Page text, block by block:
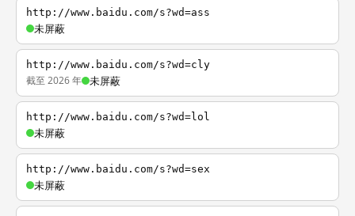
http://www.baidu.com/s?wd=ass
未屏蔽
http://www.baidu.com/s?wd=cly
截至 2026 年 未屏蔽
http://www.baidu.com/s?wd=lol
未屏蔽
http://www.baidu.com/s?wd=sex
未屏蔽